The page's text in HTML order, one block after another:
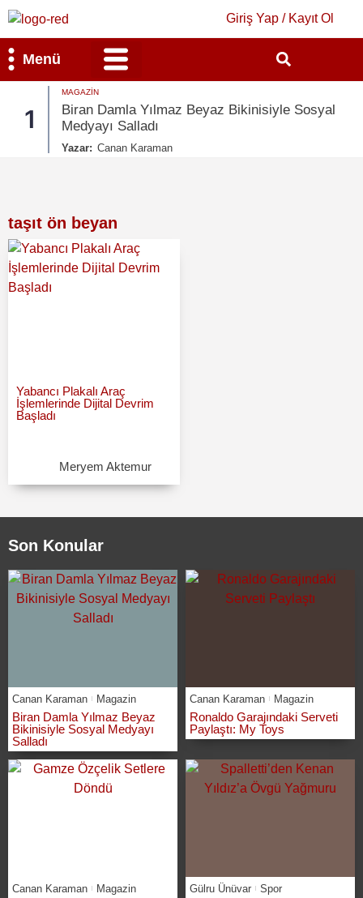
Giriş Yap / Kayıt Ol
Menü
1
MAGAZIN
Biran Damla Yılmaz Beyaz Bikinisiyle Sosyal
Medyayı Salladı
Yazar: Canan Karaman
taşıt ön beyan
Yabancı Plakalı Araç
İşlemlerinde Dijital Devrim
Başladı
Meryem Aktemur
Son Konular
Canan Karaman Magazin
Biran Damla Yılmaz Beyaz
Bikinisiyle Sosyal Medyayı
Salladı
Canan Karaman Magazin
Ronaldo Garajındaki Serveti
Paylaştı: My Toys
Canan Karaman Magazin Gülru Ünüvar Spor